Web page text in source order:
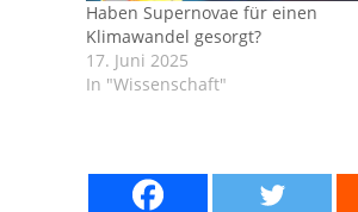
Haben Supernovae für einen
Klimawandel gesorgt?
17. Juni 2025
In "Wissenschaft"